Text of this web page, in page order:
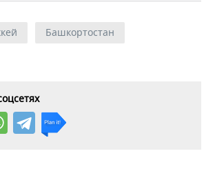
Башкортостан